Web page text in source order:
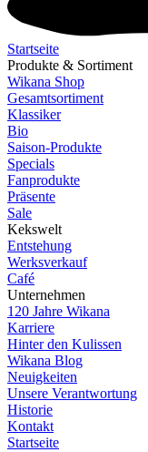
Startseite
Produkte & Sortiment
Wikana Shop
Gesamtsortiment
Klassiker
Bio
Saison-Produkte
Specials
Fanprodukte
Präsente
Sale
Kekswelt
Entstehung
Werksverkauf
Café
Unternehmen
120 Jahre Wikana
Karriere
Hinter den Kulissen
Wikana Blog
Neuigkeiten
Unsere Verantwortung
Historie
Kontakt
Startseite